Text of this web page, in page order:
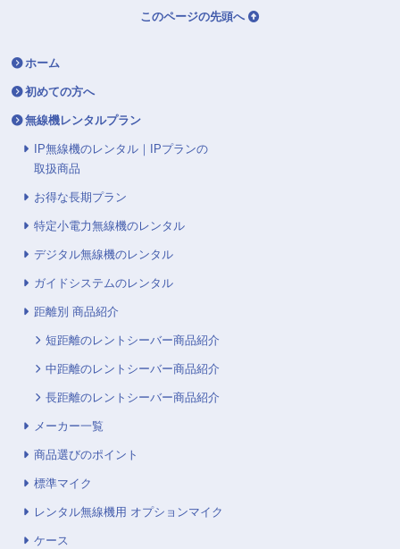
このページの先頭へ
ホーム
初めての方へ
無線機レンタルプラン
IP無線機のレンタル｜IPプランの
取扱商品
お得な長期プラン
特定小電力無線機のレンタル
デジタル無線機のレンタル
ガイドシステムのレンタル
距離別 商品紹介
短距離のレントシーバー商品紹介
中距離のレントシーバー商品紹介
長距離のレントシーバー商品紹介
メーカー一覧
商品選びのポイント
標準マイク
レンタル無線機用 オプションマイク
ケース